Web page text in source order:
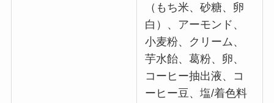
（もち米、砂糖、卵
白）、アーモンド、
小麦粉、クリーム、
芋水飴、葛粉、卵、
コーヒー抽出液、コ
ーヒー豆、塩/着色料